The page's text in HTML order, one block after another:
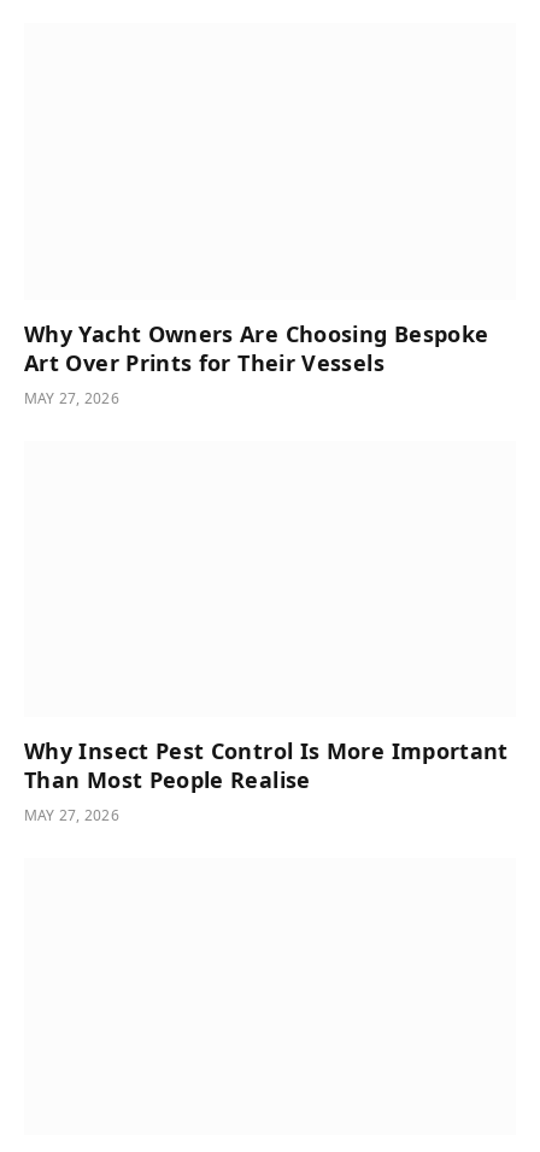
Why Yacht Owners Are Choosing Bespoke
Art Over Prints for Their Vessels
MAY 27, 2026
Why Insect Pest Control Is More Important
Than Most People Realise
MAY 27, 2026